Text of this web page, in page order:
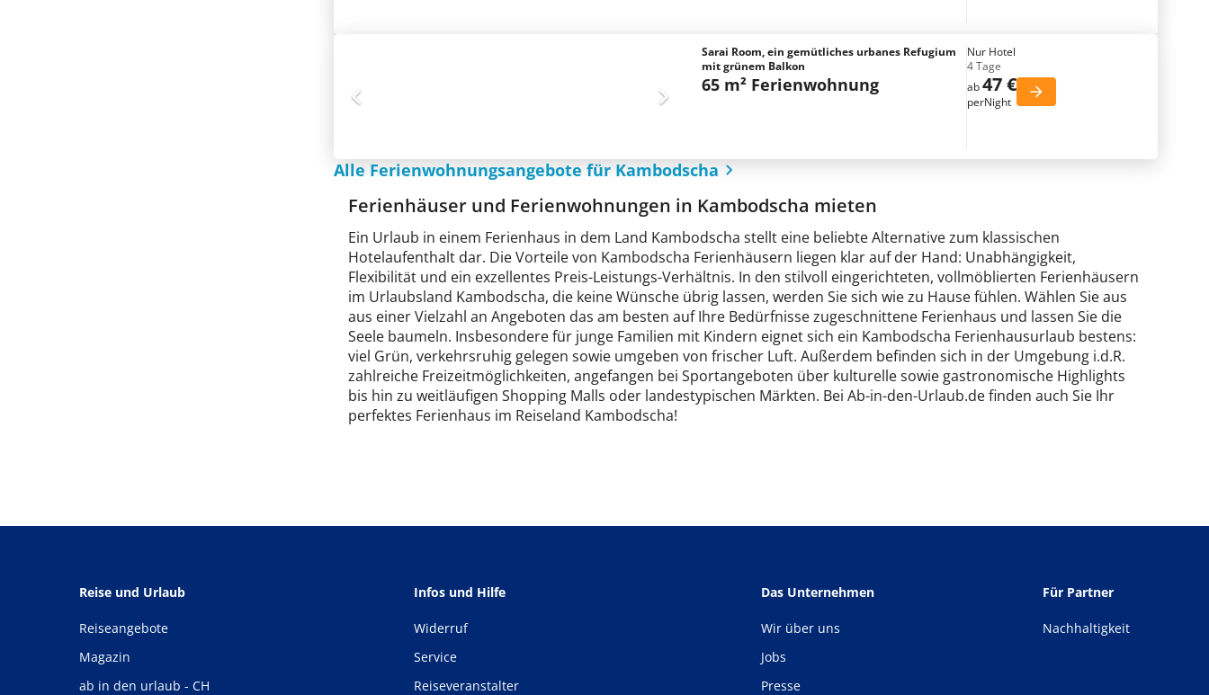
Sarai Room, ein gemütliches urbanes Refugium
mit grünem Balkon
65 m² Ferienwohnung
Nur Hotel
4 Tage
ab47 €
perNight
Alle Ferienwohnungsangebote für Kambodscha
Ferienhäuser und Ferienwohnungen in Kambodscha mieten
Ein Urlaub in einem Ferienhaus in dem Land Kambodscha stellt eine beliebte Alternative zum klassischen
Hotelaufenthalt dar. Die Vorteile von Kambodscha Ferienhäusern liegen klar auf der Hand: Unabhängigkeit,
Flexibilität und ein exzellentes Preis-Leistungs-Verhältnis. In den stilvoll eingerichteten, vollmöblierten Ferienhäusern
im Urlaubsland Kambodscha, die keine Wünsche übrig lassen, werden Sie sich wie zu Hause fühlen. Wählen Sie aus
aus einer Vielzahl an Angeboten das am besten auf Ihre Bedürfnisse zugeschnittene Ferienhaus und lassen Sie die
Seele baumeln. Insbesondere für junge Familien mit Kindern eignet sich ein Kambodscha Ferienhausurlaub bestens:
viel Grün, verkehrsruhig gelegen sowie umgeben von frischer Luft. Außerdem befinden sich in der Umgebung i.d.R.
zahlreiche Freizeitmöglichkeiten, angefangen bei Sportangeboten über kulturelle sowie gastronomische Highlights
bis hin zu weitläufigen Shopping Malls oder landestypischen Märkten. Bei Ab-in-den-Urlaub.de finden auch Sie Ihr
perfektes Ferienhaus im Reiseland Kambodscha!
Reise und Urlaub
Reiseangebote
Magazin
ab in den urlaub - CH
Infos und Hilfe
Widerruf
Service
Reiseveranstalter
Das Unternehmen
Wir über uns
Jobs
Presse
Für Partner
Nachhaltigkeit